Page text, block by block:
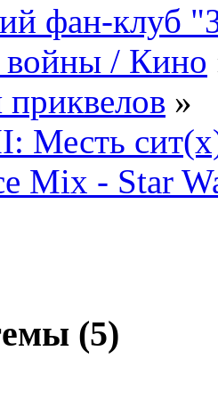
фан-клуб
войны / Кино
»
Месть
Mix - Star
(5)